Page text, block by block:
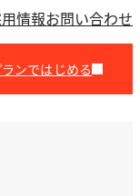
情報お問い合わせ
ンではじめる